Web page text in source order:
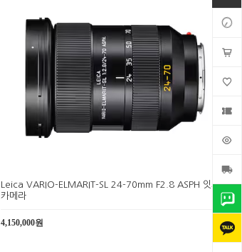
Leica VARIO-ELMARIT-SL 24-70mm F2.8 ASPH 잇츠
카메라
4,150,000원